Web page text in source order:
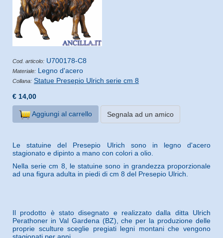
Cod. articolo: U700178-C8
Materiale: Legno d'acero
Collana: Statue Presepio Ulrich serie cm 8
€ 14,00
Aggiungi al carrello Segnala ad un amico
Le statuine del Presepio Ulrich sono in legno d'acero
stagionato e dipinto a mano con colori a olio.
Nella serie cm 8, le statuine sono in grandezza proporzionale
ad una figura adulta in piedi di cm 8 del Presepio Ulrich.
Il prodotto è stato disegnato e realizzato dalla ditta Ulrich
Perathoner in Val Gardena (BZ), che per la produzione delle
proprie sculture sceglie pregiati legni montani che vengono
stagionati per anni.